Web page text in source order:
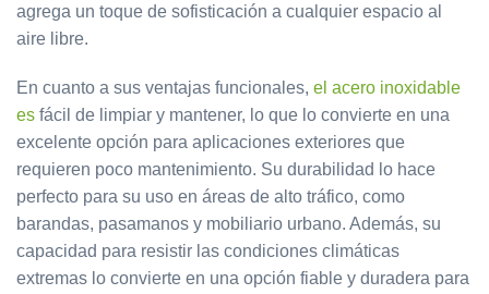
agrega un toque de sofisticación a cualquier espacio al
aire libre.
En cuanto a sus ventajas funcionales, el acero inoxidable
es fácil de limpiar y mantener, lo que lo convierte en una
excelente opción para aplicaciones exteriores que
requieren poco mantenimiento. Su durabilidad lo hace
perfecto para su uso en áreas de alto tráfico, como
barandas, pasamanos y mobiliario urbano. Además, su
capacidad para resistir las condiciones climáticas
extremas lo convierte en una opción fiable y duradera para